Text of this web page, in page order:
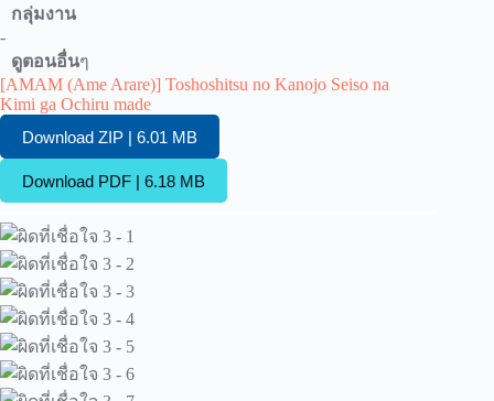
กลุ่มงาน
-
ดูตอนอื่นๆ
[AMAM (Ame Arare)] Toshoshitsu no Kanojo Seiso na
Kimi ga Ochiru made
Download ZIP | 6.01 MB
Download PDF | 6.18 MB